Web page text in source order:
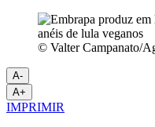
© Valter Campanato/
A-
A+
IMPRIMIR